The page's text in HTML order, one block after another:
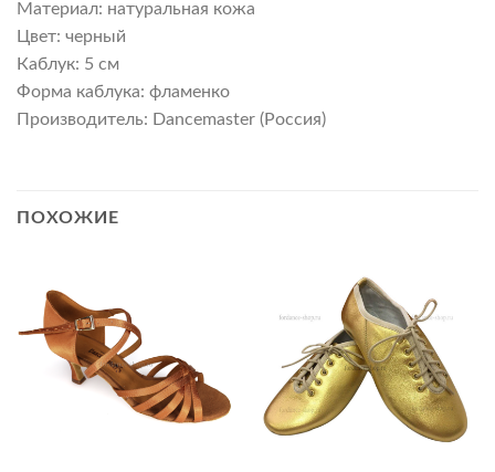
Материал: натуральная кожа
Цвет: черный
Каблук: 5 см
Форма каблука: фламенко
Производитель: Dancemaster (Россия)
ПОХОЖИЕ